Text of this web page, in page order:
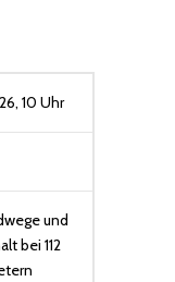
10 Uhr
und
bei 112